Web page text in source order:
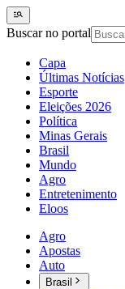
Buscar no portal
Capa
Últimas Notícias
Esporte
Eleições 2026
Política
Minas Gerais
Brasil
Mundo
Agro
Entretenimento
Eloos
Agro
Apostas
Auto
Brasil